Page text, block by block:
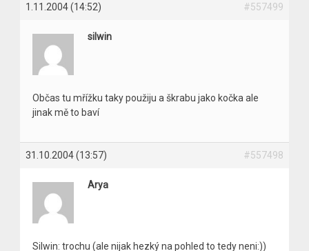
1.11.2004 (14:52) #557499
silwin
Občas tu mřížku taky použiju a škrabu jako kočka ale
jinak mě to baví
31.10.2004 (13:57) #557498
Arya
Silwin: trochu (ale nijak hezký na pohled to tedy neni:))